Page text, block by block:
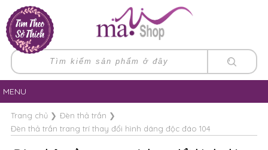
MENU
Trang chủ❯ Đèn thả trần ❯
Đèn thả trần trang trí thay đổi hình dáng độc đáo 104